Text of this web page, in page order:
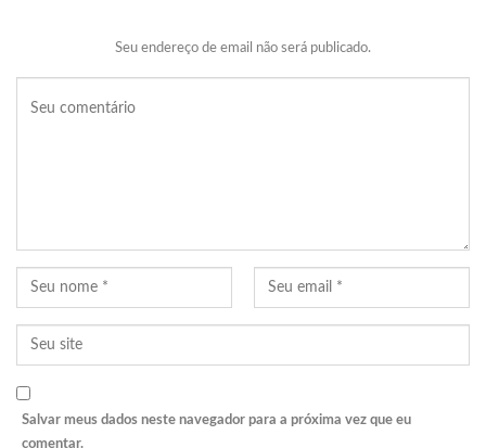
Seu endereço de email não será publicado.
Salvar meus dados neste navegador para a próxima vez que eu
comentar.